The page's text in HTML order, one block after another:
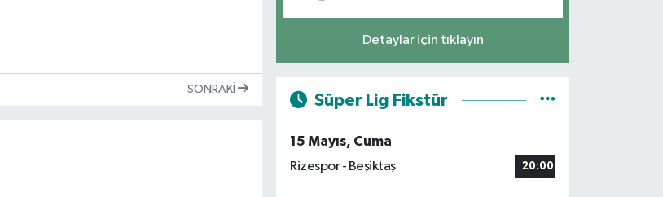
SONRAKI
Detaylar için tıklayın
Süper Lig Fikstür
15 Mayıs, Cuma
Rizespor - Beşiktaş
20:00